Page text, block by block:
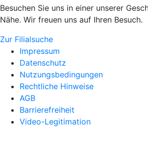
Besuchen Sie uns in einer unserer
Nähe. Wir freuen uns auf Ihren Besuch.
Zur Filialsuche
Impressum
Datenschutz
Nutzungsbedingungen
Rechtliche Hinweise
AGB
Barrierefreiheit
Video-Legitimation